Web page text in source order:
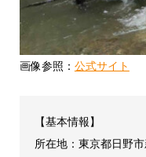
画像参照： 公式サイト
【基本情報】
所在地：東京都日野